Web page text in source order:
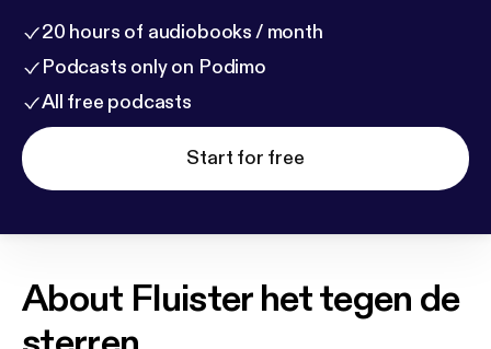
20 hours of audiobooks / month
Podcasts only on Podimo
All free podcasts
Start for free
About Fluister het tegen de